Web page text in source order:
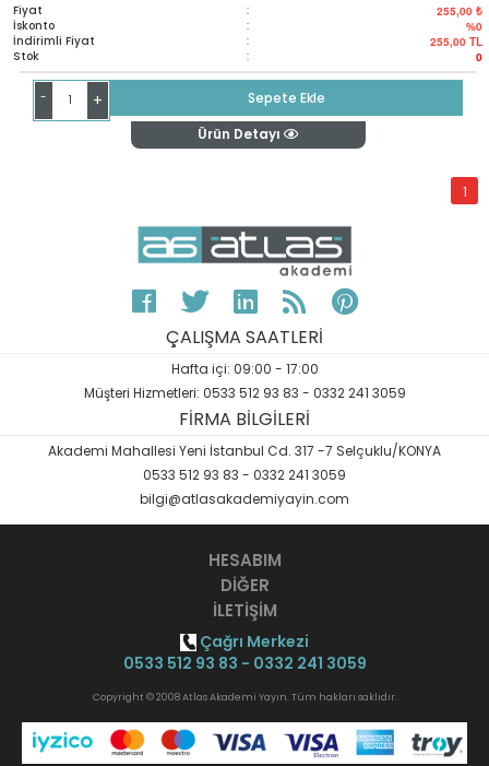
Fiyat : 255,00 ₺
İskonto : %0
İndirimli Fiyat : 255,00 TL
Stok : 0
- +
Sepete Ekle
Ürün Detayı
1
ÇALIŞMA SAATLERİ
Hafta içi: 09:00 - 17:00
Müşteri Hizmetleri: 0533 512 93 83 - 0332 241 3059
FİRMA BİLGİLERİ
Akademi Mahallesi Yeni İstanbul Cd. 317 -7 Selçuklu/KONYA
0533 512 93 83 - 0332 241 3059
bilgi@atlasakademiyayin.com
HESABIM
DİĞER
İLETİŞİM
Çağrı Merkezi
0533 512 93 83 - 0332 241 3059
Copyright © 2008 Atlas Akademi Yayın. Tüm hakları saklıdır.